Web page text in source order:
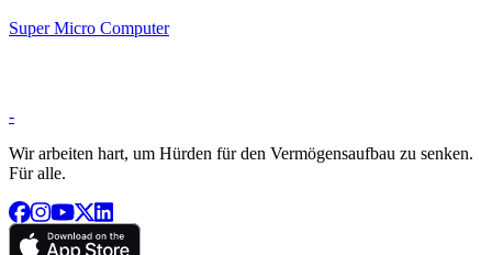
Super Micro Computer
-
Wir arbeiten hart, um Hürden für den Vermögensaufbau zu senken.
Für alle.